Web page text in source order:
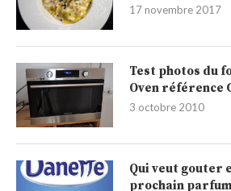
17 novembre 2017
Test photos du
Oven référence
3 octobre 2010
Qui veut gouter
prochain